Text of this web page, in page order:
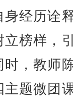
经历诠
榜样，
，教师
题微团